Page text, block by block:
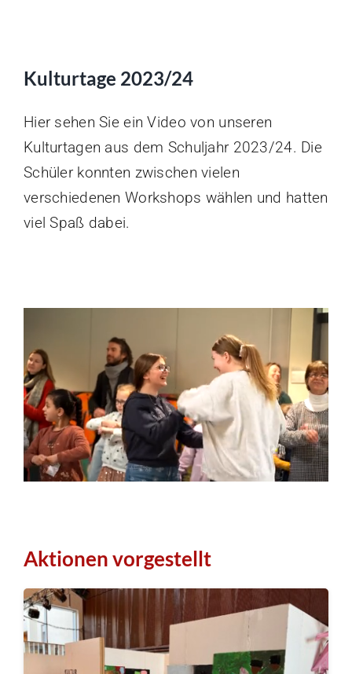
Elterninfos
Kulturschule
Suche
Kulturtage 2023/24
Hier sehen Sie ein Video von unseren
Kulturtagen aus dem Schuljahr 2023/24. Die
Schüler konnten zwischen vielen
verschiedenen Workshops wählen und hatten
viel Spaß dabei.
Aktionen vorgestellt